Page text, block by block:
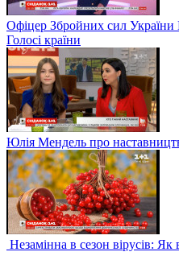
Офіцер Збройних сил України
Голосі країни
Юлія Мендель про
Незамінна в сезон вірусів: